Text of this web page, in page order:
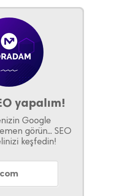
yapalım!
Google
görün... SEO
keşfedin!